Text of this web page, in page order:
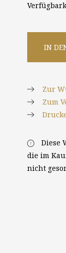
IN
Zur
Zum
Diese
die im
nicht